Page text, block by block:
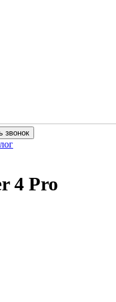
звонок
4 Pro